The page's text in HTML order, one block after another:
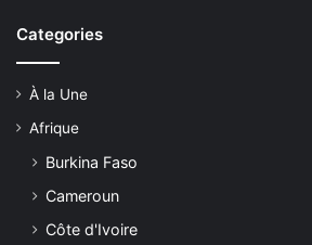
Categories
À la Une
Afrique
Burkina Faso
Cameroun
Côte d'Ivoire